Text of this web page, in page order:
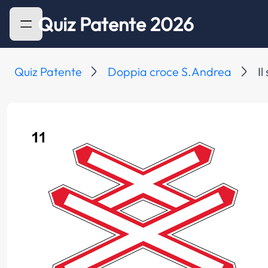
Quiz Patente 2026
Quiz Patente Doppia croce S.Andrea Il